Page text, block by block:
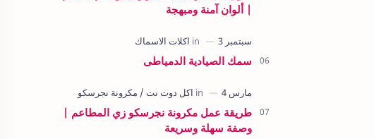
| ألوان آمنة ومبهجة
سمك الصيادية الدمياطى
طريقة عمل مكرونة نجرسكو زي المطاعم |
وصفة سهلة وسريعة